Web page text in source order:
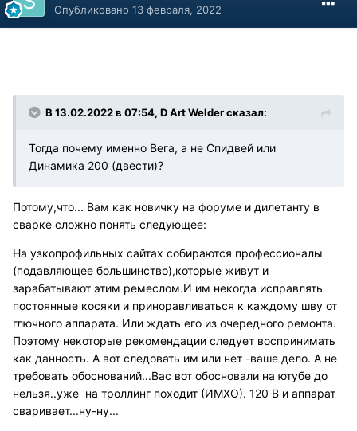
Опубликовано 13 февраля, 2022
В 13.02.2022 в 07:54, D Art Welder сказал:
Тогда почему именно Вега, а не Спидвей или
Динамика 200 (двести)?
Потому,что... Вам как новичку на форуме и дилетанту в
сварке сложно понять следующее:
На узкопрофильных сайтах собираются профессионалы
(подавляющее большинство),которые живут и
зарабатывают этим ремеслом.И им некогда исправлять
постоянные косяки и приноравливаться к каждому шву от
глючного аппарата. Или ждать его из очередного ремонта.
Поэтому некоторые рекомендации следует воспринимать
как данность. А вот следовать им или нет -ваше дело. А не
требовать обоснований...Вас вот обосновали на ютубе до
нельзя..уже на троллинг походит (ИМХО). 120 В и аппарат
сваривает...ну-ну...